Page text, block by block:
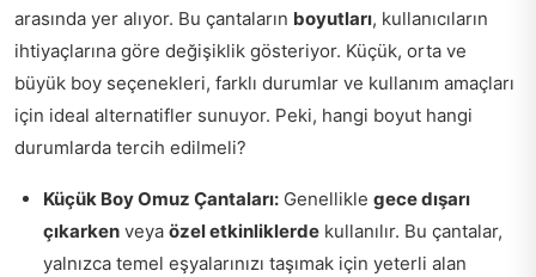
arasında yer alıyor. Bu çantaların boyutları, kullanıcıların
ihtiyaçlarına göre değişiklik gösteriyor. Küçük, orta ve
büyük boy seçenekleri, farklı durumlar ve kullanım amaçları
için ideal alternatifler sunuyor. Peki, hangi boyut hangi
durumlarda tercih edilmeli?
Küçük Boy Omuz Çantaları: Genellikle gece dışarı
çıkarken veya özel etkinliklerde kullanılır. Bu çantalar,
yalnızca temel eşyalarınızı taşımak için yeterli alan